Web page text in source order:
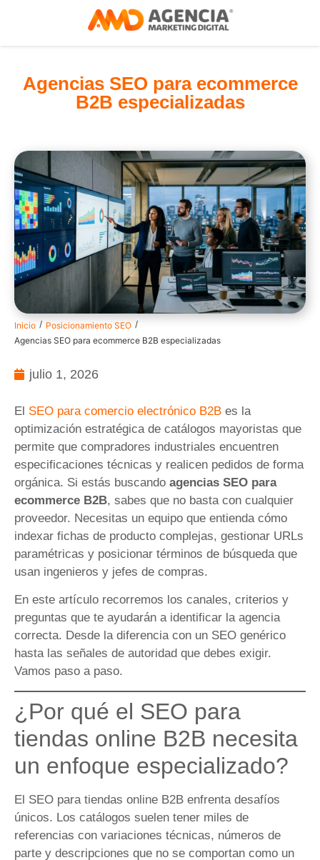
Agencias SEO para ecommerce
B2B especializadas
Inicio / Posicionamiento SEO /
Agencias SEO para ecommerce B2B especializadas
julio 1, 2026
El SEO para comercio electrónico B2B es la
optimización estratégica de catálogos mayoristas que
permite que compradores industriales encuentren
especificaciones técnicas y realicen pedidos de forma
orgánica. Si estás buscando agencias SEO para
ecommerce B2B, sabes que no basta con cualquier
proveedor. Necesitas un equipo que entienda cómo
indexar fichas de producto complejas, gestionar URLs
paramétricas y posicionar términos de búsqueda que
usan ingenieros y jefes de compras.
En este artículo recorremos los canales, criterios y
preguntas que te ayudarán a identificar la agencia
correcta. Desde la diferencia con un SEO genérico
hasta las señales de autoridad que debes exigir.
Vamos paso a paso.
¿Por qué el SEO para
tiendas online B2B necesita
un enfoque especializado?
El SEO para tiendas online B2B enfrenta desafíos
únicos. Los catálogos suelen tener miles de
referencias con variaciones técnicas, números de
parte y descripciones que no se comportan como un